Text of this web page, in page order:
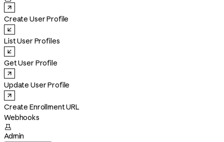
Create User Profile
List User Profiles
Get User Profile
Update User Profile
Create Enrollment URL
Webhooks

Admin